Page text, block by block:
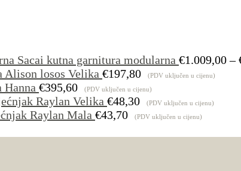
Sacai kutna garnitura modularna €1.009,00 –
Alison losos Velika €197,80 (PDV uključen u cijenu)
Hanna €395,60 (PDV uključen u cijenu)
Raylan Velika €48,30 (PDV uključen u cijenu)
Raylan Mala €43,70 (PDV uključen u cijenu)